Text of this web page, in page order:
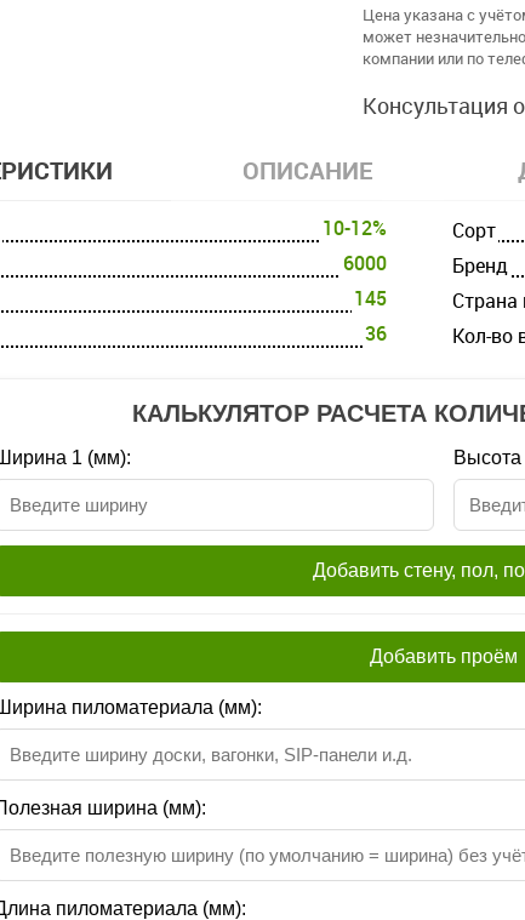
Цена указана с
может
компании или по
Консультация
ОПИСАНИЕ
10-12%
6000
145
36
Cорт
Бренд
Страна
Кол-во
КАЛЬКУЛЯТОР РАСЧЕТА
1 (мм):
Добавить стену, пол,
Добавить проём
пиломатериала (мм):
ширина (мм):
пиломатериала (мм):